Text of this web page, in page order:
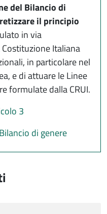
del Bilancio di
il principio
in via
Italiana
in particolare nel
e di attuare le Linee
formulate dalla CRUI.
3
di genere